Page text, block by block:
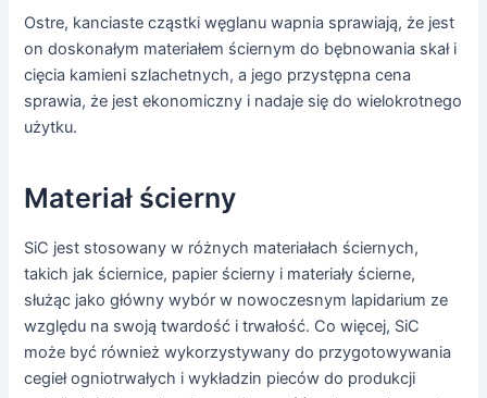
Ostre, kanciaste cząstki węglanu wapnia sprawiają, że jest
on doskonałym materiałem ściernym do bębnowania skał i
cięcia kamieni szlachetnych, a jego przystępna cena
sprawia, że jest ekonomiczny i nadaje się do wielokrotnego
użytku.
Materiał ścierny
SiC jest stosowany w różnych materiałach ściernych,
takich jak ściernice, papier ścierny i materiały ścierne,
służąc jako główny wybór w nowoczesnym lapidarium ze
względu na swoją twardość i trwałość. Co więcej, SiC
może być również wykorzystywany do przygotowywania
cegieł ogniotrwałych i wykładzin pieców do produkcji